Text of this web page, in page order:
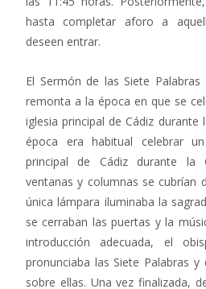
hasta completar aforo a
deseen entrar.
El Sermón de las Siete
remonta a la época en que se
iglesia principal de Cádiz durante
época era habitual celebrar
principal de Cádiz durante la
ventanas y columnas se cubrían
única lámpara iluminaba la
se cerraban las puertas y la
introducción adecuada, el
pronunciaba las Siete Palabras
sobre ellas. Una vez finalizada,